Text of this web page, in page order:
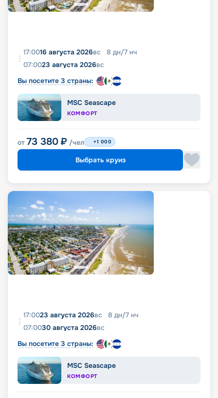
17:0016 августа 2026вс 8 дн/7 нч
07:0023 августа 2026вс
Вы посетите 3 страны:
MSC Seascape
КОМФОРТ
от 73 380 ₽ /чел +1 000
Выбрать круиз
17:0023 августа 2026вс 8 дн/7 нч
07:0030 августа 2026вс
Вы посетите 3 страны:
MSC Seascape
КОМФОРТ